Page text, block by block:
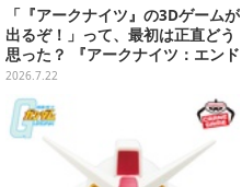
「『アークナイツ』の3Dゲームが
出るぞ！」って、最初は正直どう
思った？ 『アークナイツ：エンド
フィールド』リリース半年を機
に、4人のインフルエンサーに聞
いてみたーシリーズを“奥深く”ま
で追ってきたからこその視点【座
2026.7.22